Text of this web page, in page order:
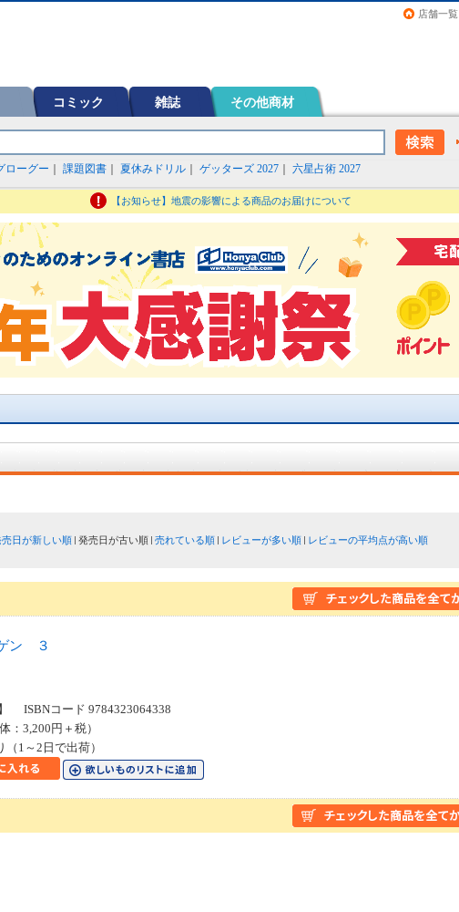
店舗一覧
コミック 雑誌 その他商材
ローグー 課題図書 夏休みドリル ゲッターズ 2027 六星占術 2027
【お知らせ】地震の影響による商品のお届けについて
売日が新しい順 発売日が古い順 売れている順 レビューが多い順
レビューの平均点が高い順
ン ３
】 ISBNコード 9784323064338
：3,200円＋税）
1～2日で出荷）